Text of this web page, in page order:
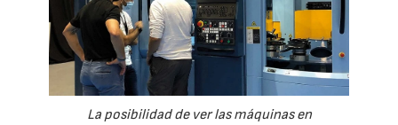
La posibilidad de ver las máquinas en